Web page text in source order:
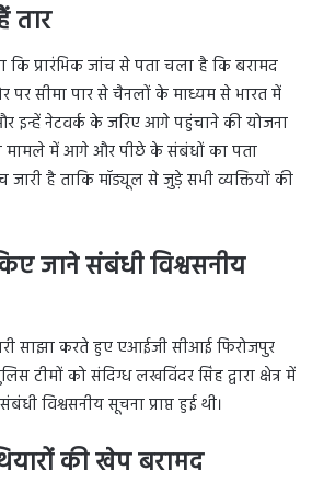
तार
कि प्रारंभिक जांच से पता चला है कि बरामद
पर सीमा पार से चैनलों के माध्यम से भारत में
इन्हें नेटवर्क के जरिए आगे पहुंचाने की योजना
मामले में आगे और पीछे के संबंधों का पता
है ताकि मॉड्यूल से जुड़े सभी व्यक्तियों की
जाने संबंधी विश्वसनीय
साझा करते हुए एआईजी सीआई फिरोजपुर
टीमों को संदिग्ध लखविंदर सिंह द्वारा क्षेत्र में
विश्वसनीय सूचना प्राप्त हुई थी।
की खेप बरामद